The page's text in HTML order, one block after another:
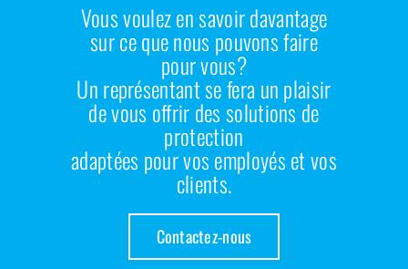
Vous voulez en savoir davantage
sur ce que nous pouvons faire
pour vous?
Un représentant se fera un plaisir
de vous offrir des solutions de
protection
adaptées pour vos employés et vos
clients.
Contactez-nous